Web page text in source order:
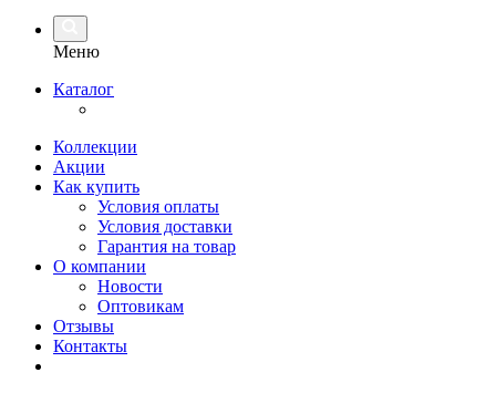
Меню
Каталог
Коллекции
Акции
Как купить
Условия оплаты
Условия доставки
Гарантия на товар
О компании
Новости
Оптовикам
Отзывы
Контакты